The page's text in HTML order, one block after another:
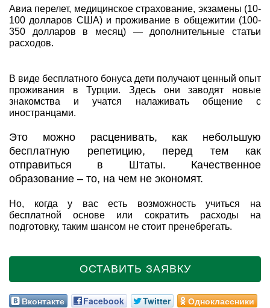
Авиа перелет, медицинское страхование, экзамены (10-
100 долларов США) и проживание в общежитии (100-
350 долларов в месяц) — дополнительные статьи
расходов.
В виде бесплатного бонуса дети получают ценный опыт
проживания в Турции. Здесь они заводят новые
знакомства и учатся налаживать общение с
иностранцами.
Это можно расценивать, как небольшую
бесплатную репетицию, перед тем как
отправиться в Штаты. Качественное
образование – то, на чем не экономят.
Но, когда у вас есть возможность учиться на
бесплатной основе или сократить расходы на
подготовку, таким шансом не стоит пренебрегать.
ОСТАВИТЬ ЗАЯВКУ
Вконтакте Facebook Twitter
Одноклассники